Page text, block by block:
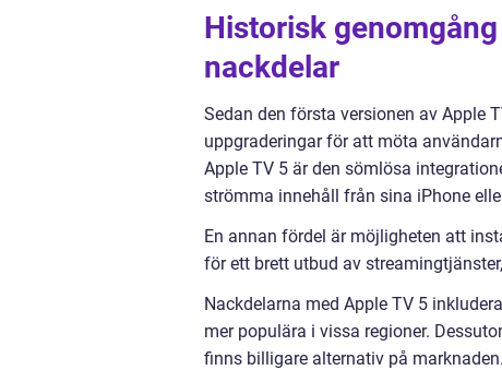
Historisk
nackdelar
Sedan den första versionen av Apple
uppgraderingar för att möta
Apple TV 5 är den sömlösa
strömma innehåll från sina iPhone
En annan fördel är möjligheten att
för ett brett utbud av
Nackdelarna med Apple TV 5
mer populära i vissa regioner.
finns billigare alternativ på marknaden.